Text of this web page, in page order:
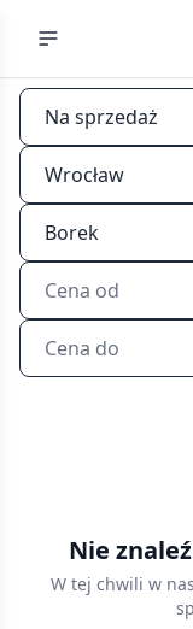
Na sprzedaż
Wrocław
Borek
Cena od
Cena do
sprzedaż
Wrocławiu
Nie
W tej chwili w